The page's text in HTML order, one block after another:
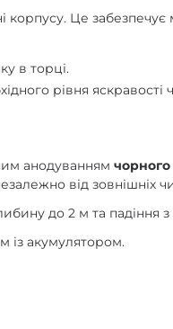
Це
в торці.
рівня яскравості
анодуванням
від зовнішніх
до 2 м та падіння з
із акумулятором.